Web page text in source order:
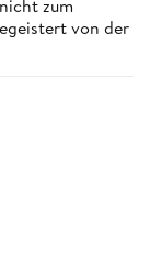
zum
von der